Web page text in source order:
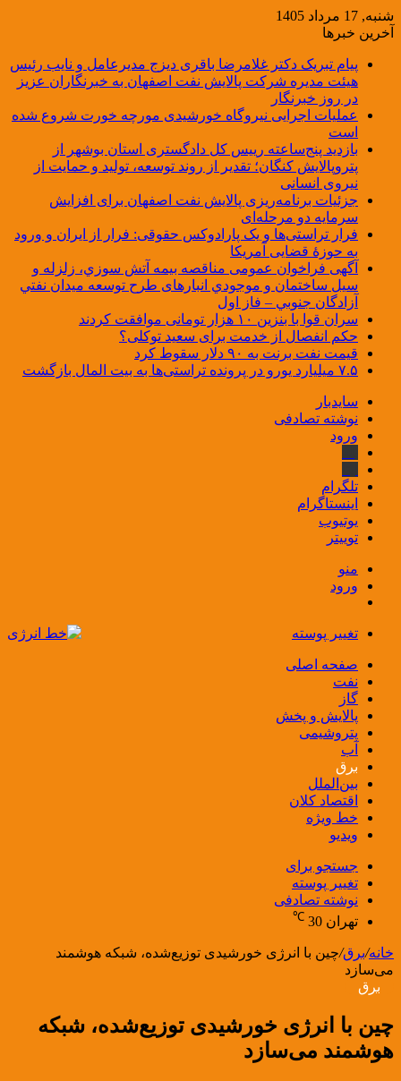
شنبه, 17 مرداد 1405
آخرین خبرها
پیام تبریک دکتر غلامرضا باقری دیزج مدیرعامل و نایب رئیس
هیئت مدیره شرکت پالایش نفت اصفهان به خبرنگاران عزیز
در روز خبرنگار
عملیات اجرایی نیروگاه خورشیدی مورچه خورت شروع شده
است
بازدید پنج‌ساعته رییس کل دادگستری استان بوشهر از
پتروپالایش کنگان؛ تقدیر از روند توسعه، تولید و حمایت از
نیروی انسانی
جزئیات برنامه‌ریزی پالایش نفت اصفهان برای افزایش
سرمایه دو مرحله‌ای
فرار تراستی‌ها و یک پارادوکس حقوقی: فرار از ایران و ورود
به حوزۀ قضایی آمریکا
آگهی فراخوان عمومی مناقصه بيمه آتش سوزي، زلزله و
سیل ساختمان و موجودي انبارهای طرح توسعه ميدان نفتي
آزادگان جنوبي – فاز اول
سران قوا با بنزین ۱۰ هزار تومانی موافقت کردند
حکم انفصال از خدمت برای سعید توکلی؟
قیمت نفت برنت به ۹۰ دلار سقوط کرد
۷.۵ میلیارد یورو در پرونده تراستی‌ها به بیت المال بازگشت
سایدبار
نوشته تصادفی
ورود
تلگرام
اینستاگرام
یوتیوب
توییتر
منو
ورود
تغییر پوسته
صفحه اصلی
نفت
گاز
پالایش و پخش
پتروشیمی
آب
برق
بین‌الملل
اقتصاد کلان
خط ویژه
ویدیو
جستجو برای
تغییر پوسته
نوشته تصادفی
تهران 30
℃
خانه/برق/چین با انرژی خورشیدی توزیع‌شده، شبکه هوشمند
می‌سازد
برق
چین با انرژی خورشیدی توزیع‌شده، شبکه
هوشمند می‌سازد